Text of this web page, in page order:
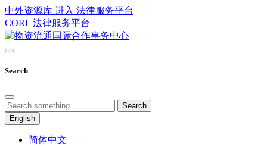
中外资源库 进入 法律服务平台
CORL 法律服务平台
Search
Search
English
简体中文